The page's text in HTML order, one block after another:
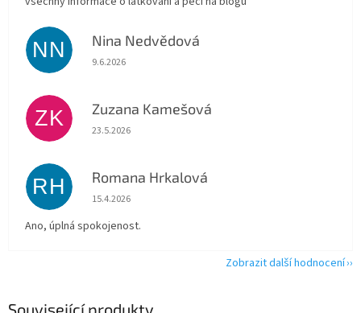
Související produkty
NN Nina Nedvědová
Hodnocení obchodu je 5 z 5 hvězdiček.
9.6.2026
ZK Zuzana Kamešová
Hodnocení obchodu je 5 z 5 hvězdiček.
23.5.2026
RH Romana Hrkalová
Hodnocení obchodu je 5 z 5 hvězdiček.
15.4.2026
Ano, úplná spokojenost.
Zobrazit další hodnocení